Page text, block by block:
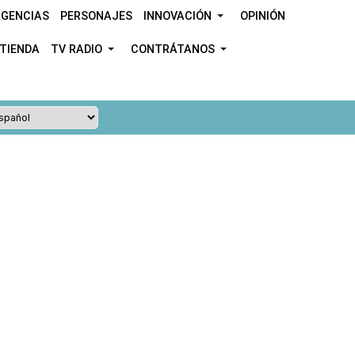
PERSONAJES INNOVACIÓN OPINIÓN
TIENDA TV RADIO CONTRÁTANOS